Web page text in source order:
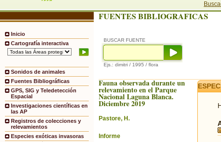
Inicio
Cartografía interactiva
Sonidos de animales
Fuentes Bibliográficas
GPS, SIG y Teledetección
Espacial
Investigaciones científicas en
las AP
Registros de colecciones y
relevamientos
Especies exóticas invasoras
FUENTES BIBLIOGRAFICAS
BUSCAR FUENTE
Ejs.: dimitri / 1995 / flora
Fauna observada durante un
relevamiento en el Parque
Nacional Laguna Blanca.
Diciembre 2019
Pastore, H.
Informe